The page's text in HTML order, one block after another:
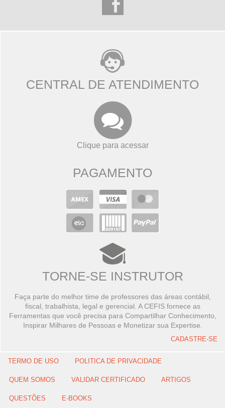
CENTRAL DE ATENDIMENTO
Clique para acessar
PAGAMENTO
TORNE-SE INSTRUTOR
Faça parte do melhor time de professores das áreas contábil,
fiscal, trabalhista, legal e gerencial. A CEFIS fornece as
Ferramentas que você precisa para Compartilhar Conhecimento,
Inspirar Milhares de Pessoas e Monetizar sua Expertise.
CADASTRE-SE
TERMO DE USO POLITICA DE PRIVACIDADE
QUEM SOMOS VALIDAR CERTIFICADO ARTIGOS
QUESTÕES E-BOOKS